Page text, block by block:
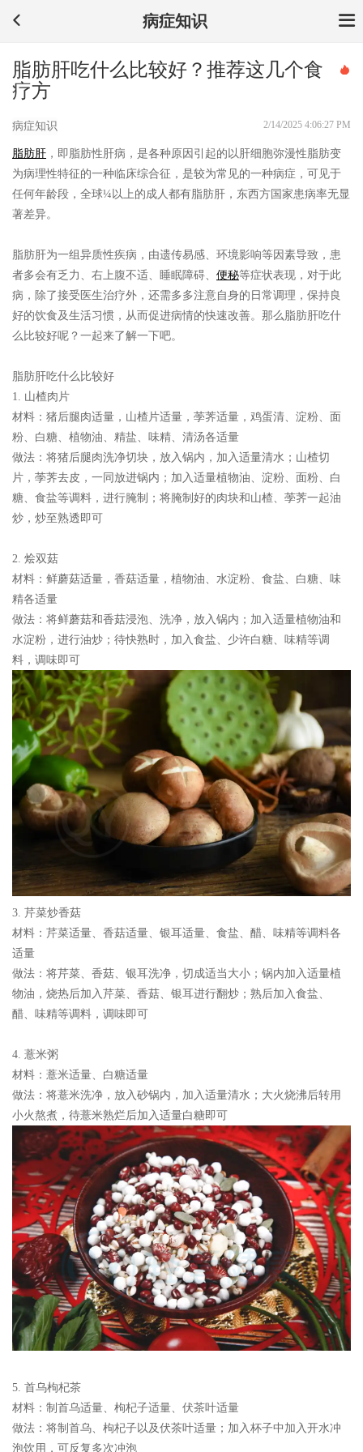
病症知识
脂肪肝吃什么比较好？推荐这几个食
疗方
病症知识 2/14/2025 4:06:27 PM
脂肪肝 ，即脂肪性肝病，是各种原因引起的以肝细胞弥漫性脂肪变
为病理性特征的一种临床综合征，是较为常见的一种病症，可见于
任何年龄段，全球¼以上的成人都有脂肪肝，东西方国家患病率无显
著差异。
脂肪肝为一组异质性疾病，由遗传易感、环境影响等因素导致，患
者多会有乏力、右上腹不适、睡眠障碍、 便秘等症状表现，对于此
病，除了接受医生治疗外，还需多多注意自身的日常调理，保持良
好的饮食及生活习惯，从而促进病情的快速改善。那么脂肪肝吃什
么比较好呢？一起来了解一下吧。
脂肪肝吃什么比较好
1. 山楂肉片
材料： 猪后腿肉适量，山楂片适量，荸荠适量，鸡蛋清、淀粉、面
粉、白糖、植物油、精盐、味精、清汤各适量
做法： 将猪后腿肉洗净切块，放入锅内，加入适量清水；山楂切
片，荸荠去皮，一同放进锅内；加入适量植物油、淀粉、面粉、白
糖、食盐等调料，进行腌制；将腌制好的肉块和山楂、荸荠一起油
炒，炒至熟透即可
2. 烩双菇
材料： 鲜蘑菇适量，香菇适量，植物油、水淀粉、食盐、白糖、味
精各适量
做法： 将鲜蘑菇和香菇浸泡、洗净，放入锅内；加入适量植物油和
水淀粉，进行油炒；待快熟时，加入食盐、少许白糖、味精等调
料，调味即可
3. 芹菜炒香菇
材料： 芹菜适量、香菇适量、银耳适量、食盐、醋、味精等调料各
适量
做法： 将芹菜、香菇、银耳洗净，切成适当大小；锅内加入适量植
物油，烧热后加入芹菜、香菇、银耳进行翻炒；熟后加入食盐、
醋、味精等调料，调味即可
4. 薏米粥
材料： 薏米适量、白糖适量
做法： 将薏米洗净，放入砂锅内，加入适量清水；大火烧沸后转用
小火熬煮，待薏米熟烂后加入适量白糖即可
5. 首乌枸杞茶
材料： 制首乌适量、枸杞子适量、伏茶叶适量
做法： 将制首乌、枸杞子以及伏茶叶适量；加入杯子中加入开水冲
泡饮用，可反复多次冲泡